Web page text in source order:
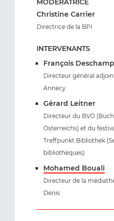
Christine Carrier
Directrice de la BPI
INTERVENANTS
François
Directeur général
Annecy
Gérard Leitner
Directeur du BVÖ
Österreichs) et du
Treffpunkt Bibliothek
bibliothèques)
Mohamed Bouali
Directeur de la
Denis